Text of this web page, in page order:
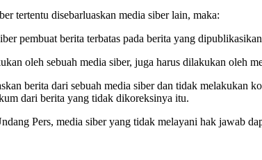
tertentu disebarluaskan media siber lain, maka:
pembuat berita terbatas pada berita yang
oleh sebuah media siber, juga harus dilakukan oleh
berita dari sebuah media siber dan tidak melakukan
dari berita yang tidak dikoreksinya itu.
Pers, media siber yang tidak melayani hak jawab